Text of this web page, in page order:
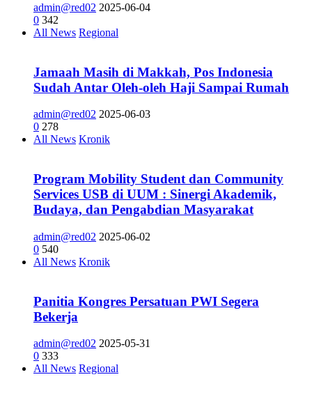
admin@red02 2025-06-04
0 342
All News Regional
Jamaah Masih di Makkah, Pos Indonesia
Sudah Antar Oleh-oleh Haji Sampai Rumah
admin@red02 2025-06-03
0 278
All News Kronik
Program Mobility Student dan Community
Services USB di UUM : Sinergi Akademik,
Budaya, dan Pengabdian Masyarakat
admin@red02 2025-06-02
0 540
All News Kronik
Panitia Kongres Persatuan PWI Segera
Bekerja
admin@red02 2025-05-31
0 333
All News Regional